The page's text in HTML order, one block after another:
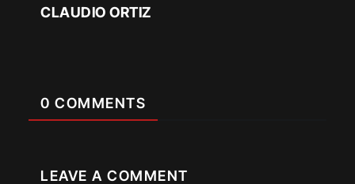
CLAUDIO ORTIZ
0 COMMENTS
LEAVE A COMMENT